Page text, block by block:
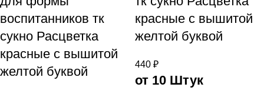
воспитанников тк
сукно Расцветка
красные с вышитой
желтой буквой
красные с вышитой
желтой буквой
440 ₽
от 10 Штук